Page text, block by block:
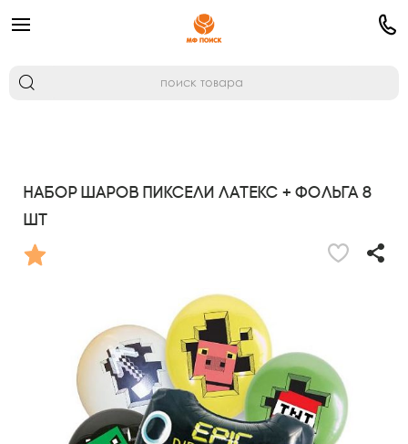
Набор шаров Пиксели латекс + фольга 8
шт